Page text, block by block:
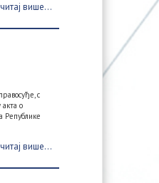
више...
с
о
Републике
више...